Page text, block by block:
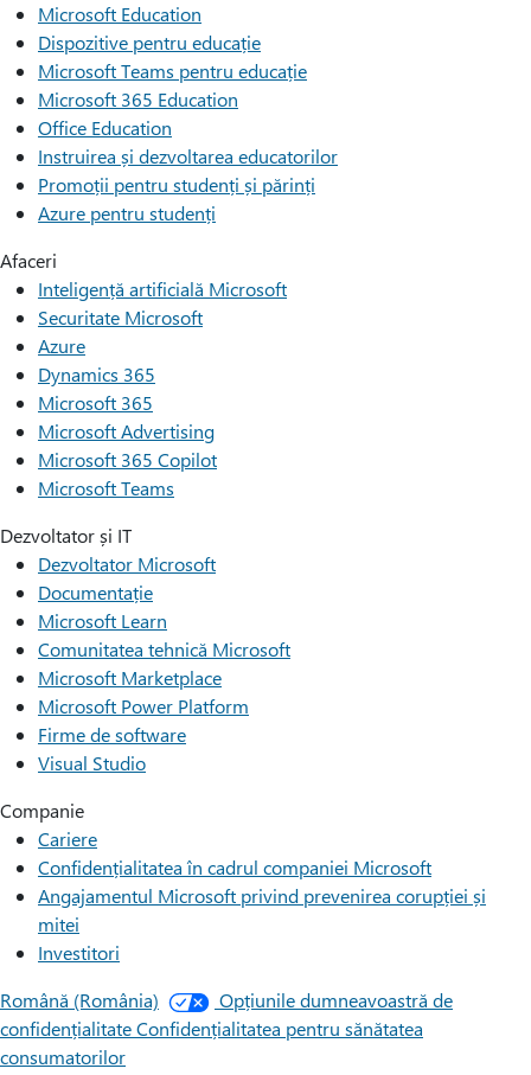
Microsoft Education
Dispozitive pentru educație
Microsoft Teams pentru educație
Microsoft 365 Education
Office Education
Instruirea și dezvoltarea educatorilor
Promoții pentru studenți și părinți
Azure pentru studenți
Afaceri
Inteligență artificială Microsoft
Securitate Microsoft
Azure
Dynamics 365
Microsoft 365
Microsoft Advertising
Microsoft 365 Copilot
Microsoft Teams
Dezvoltator și IT
Dezvoltator Microsoft
Documentație
Microsoft Learn
Comunitatea tehnică Microsoft
Microsoft Marketplace
Microsoft Power Platform
Firme de software
Visual Studio
Companie
Cariere
Confidențialitatea în cadrul companiei Microsoft
Angajamentul Microsoft privind prevenirea corupției și
mitei
Investitori
Română (România)
Opțiunile dumneavoastră de
confidențialitateConfidențialitatea pentru sănătatea
consumatorilor